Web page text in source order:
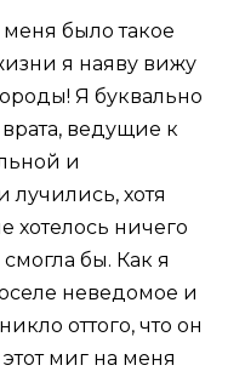
было такое
я наяву вижу
Я буквально
врата, ведущие к
и
хотя
хотелось ничего
бы. Как я
неведомое и
оттого, что он
миг на меня